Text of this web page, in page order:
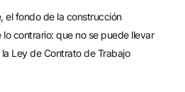
el fondo de la construcción
contrario: que no se puede llevar
Ley de Contrato de Trabajo